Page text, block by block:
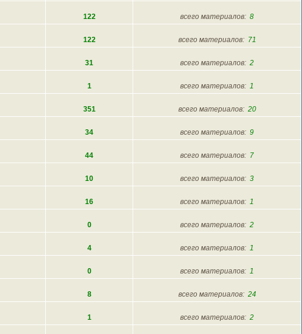
122 всего материалов: 8
122 всего материалов: 71
31 всего материалов: 2
1 всего материалов: 1
351 всего материалов: 20
34 всего материалов: 9
44 всего материалов: 7
10 всего материалов: 3
16 всего материалов: 1
0 всего материалов: 2
4 всего материалов: 1
0 всего материалов: 1
8 всего материалов: 24
1 всего материалов: 2